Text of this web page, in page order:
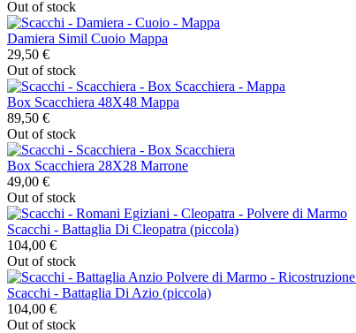
Out of stock
Damiera Simil Cuoio Mappa
29,50 €
Out of stock
Box Scacchiera 48X48 Mappa
89,50 €
Out of stock
Box Scacchiera 28X28 Marrone
49,00 €
Out of stock
Scacchi - Battaglia Di Cleopatra (piccola)
104,00 €
Out of stock
Scacchi - Battaglia Di Azio (piccola)
104,00 €
Out of stock